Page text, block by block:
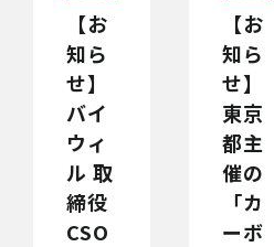
【お
知ら
せ】
バイ
ウィ
ル 取
締役
CSO
【お
知ら
せ】
東京
都主
催の
「カ
ーボ